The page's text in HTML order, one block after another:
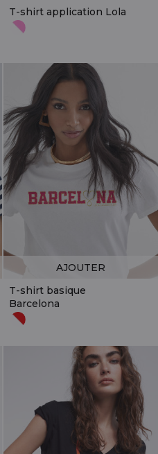
T-shirt application Lola
T-shirt basique
Barcelona
AJOUTER